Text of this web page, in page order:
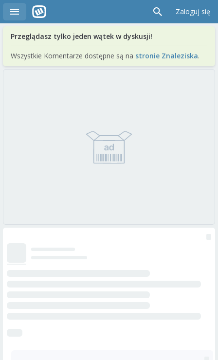
Zaloguj się
Przeglądasz tylko jeden wątek w dyskusji!
Wszystkie Komentarze dostępne są na stronie Znaleziska.